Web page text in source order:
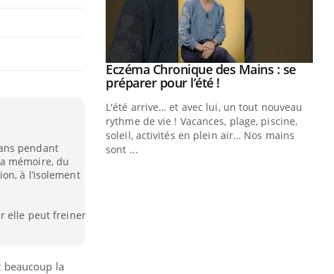
pendant
mémoire, du
à l’isolement
elle peut freiner
beaucoup la
Youtube
Eczéma Chronique des Mains : se
préparer pour l’été !Youtube
L'été arrive… et avec lui, un tout nouveau
rythme de vie ! Vacances, plage, piscine,
soleil, activités en plein air… Nos mains
sont ...